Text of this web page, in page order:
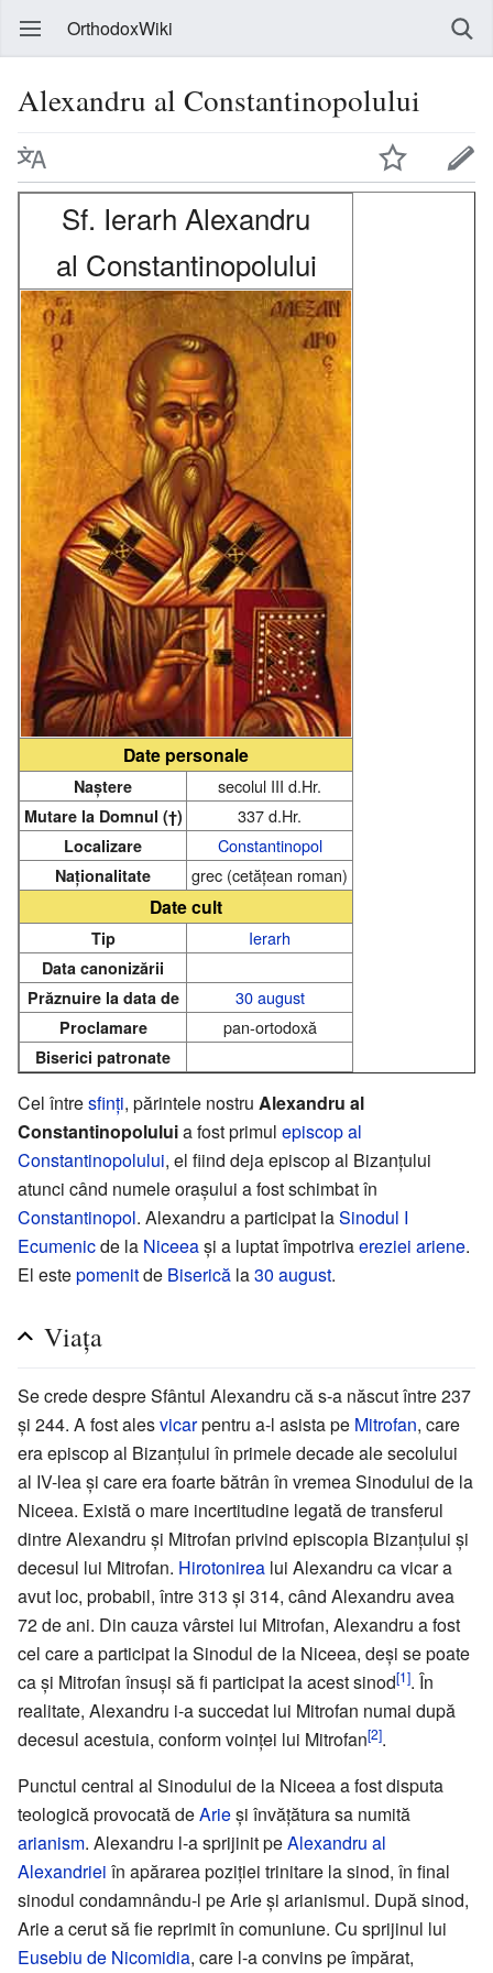
OrthodoxWiki
Alexandru al Constantinopolului
Sf. Ierarh Alexandru
al Constantinopolului
Date personale
Naștere secolul III d.Hr.
Mutare la Domnul (†) 337 d.Hr.
Localizare Constantinopol
Naționalitate grec (cetățean roman)
Date cult
Tip Ierarh
Data canonizării
Prăznuire la data de
30 august
Proclamare pan-ortodoxă
Biserici patronate
Cel întresfinți, părintele nostru Alexandru al
Constantinopoluluia fost primul episcop al
Constantinopolului, el fiind deja episcop al Bizanțului
atunci când numele orașului a fost schimbat în
Constantinopol. Alexandru a participat laSinodul I
Ecumenicde la Niceeași a luptat împotrivaereziei ariene.
El estepomenitde Biserică la30 august.
Viața
Se crede despre Sfântul Alexandru că s-a născut între 237
și 244. A fost alesvicarpentru a-l asista pe Mitrofan, care
era episcop al Bizanțului în primele decade ale secolului
al IV-lea și care era foarte bătrân în vremea Sinodului de la
Niceea. Există o mare incertitudine legată de transferul
dintre Alexandru și Mitrofan privind episcopia Bizanțului și
decesul lui Mitrofan. Hirotonirea lui Alexandru ca vicar a
avut loc, probabil, între 313 și 314, când Alexandru avea
72 de ani. Din cauza vârstei lui Mitrofan, Alexandru a fost
cel care a participat la Sinodul de la Niceea, deși se poate
ca și Mitrofan însuși să fi participat la acest sinod[1]. În
realitate, Alexandru i-a succedat lui Mitrofan numai după
decesul acestuia, conform voinței lui Mitrofan[2].
Punctul central al Sinodului de la Niceea a fost disputa
teologică provocată deArieși învățătura sa numită
arianism. Alexandru l-a sprijinit peAlexandru al
Alexandriei în apărarea poziției trinitare la sinod, în final
sinodul condamnându-l pe Arie și arianismul. După sinod,
Arie a cerut să fie reprimit în comuniune. Cu sprijinul lui
Eusebiu de Nicomidia, care l-a convins pe împărat,